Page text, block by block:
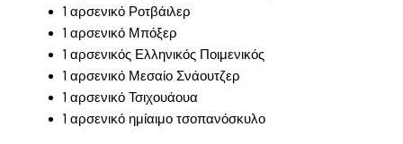
1 αρσενικό Ροτβάιλερ
1 αρσενικό Μπόξερ
1 αρσενικός Ελληνικός Ποιμενικός
1 αρσενικό Μεσαίο Σνάουτζερ
1 αρσενικό Τσιχουάουα
1 αρσενικό ημίαιμο τσοπανόσκυλο